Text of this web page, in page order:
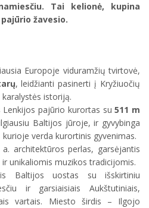
Tai kelionė, kupina
žavesio.
Europoje viduramžių tvirtovė,
, leidžianti pasinerti į Kryžiuočių
istoriją.
Lenkijos pajūrio kurortas su511 m
Baltijos jūroje, ir gyvybinga
kurioje verda kurortinis gyvenimas.
architektūros perlas, garsėjantis
ir unikaliomis muzikos tradicijomis.
Baltijos uostas su išskirtiniu
ir garsiaisiais Aukštutiniais,
vartais. Miesto širdis – Ilgojo